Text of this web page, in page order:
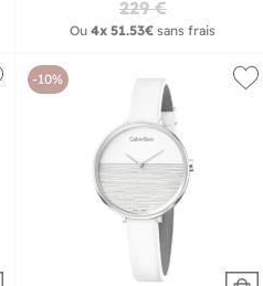
229 €
Ou4x 51.53€ sans frais
-10%